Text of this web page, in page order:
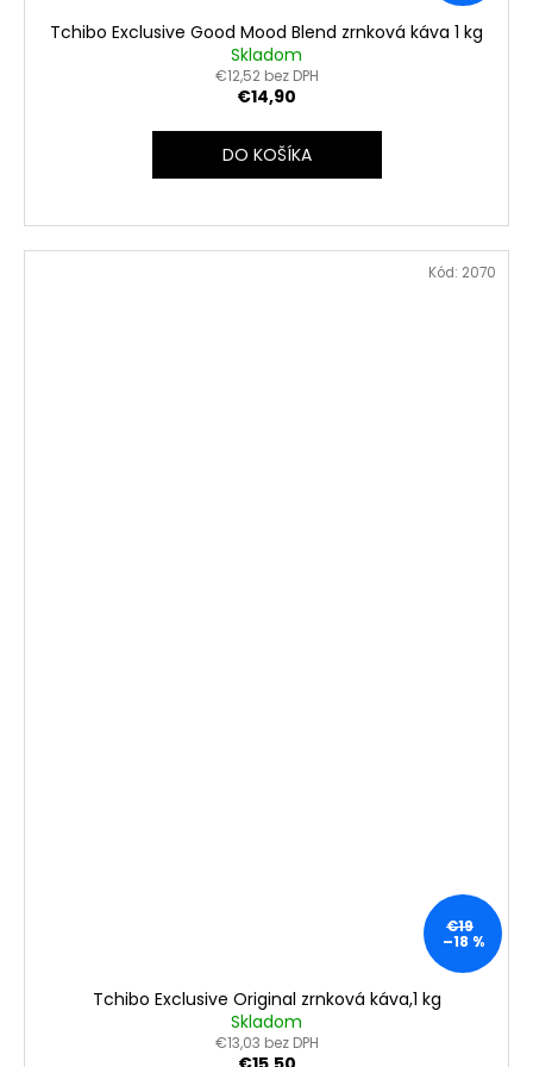
Tchibo Exclusive Good Mood Blend zrnková káva 1 kg
Skladom
€12,52 bez DPH
€14,90
DO KOŠÍKA
€19
–18 %
Tchibo Exclusive Original zrnková káva,1 kg
Skladom
€13,03 bez DPH
Kód: 2070